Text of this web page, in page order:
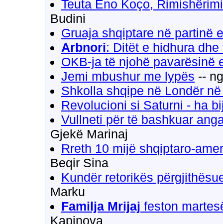
Teuta Eno Koço,
Budini
Gruaja shqiptare në partinë
Arbnori: Ditët e hidhura
OKB-ja të njohë pavarësinë
Jemi mbushur me lypës --
Shkolla shqipe në Londër
Revolucioni si Saturni - ha
Vullneti për të bashkuar
Gjekë Marinaj
Rreth 10 mijë shqiptaro-
Beqir Sina
Kundër retorikës
Marku
Familja Mrijaj feston
Kapinova